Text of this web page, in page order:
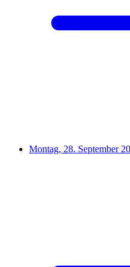
Montag, 28. September